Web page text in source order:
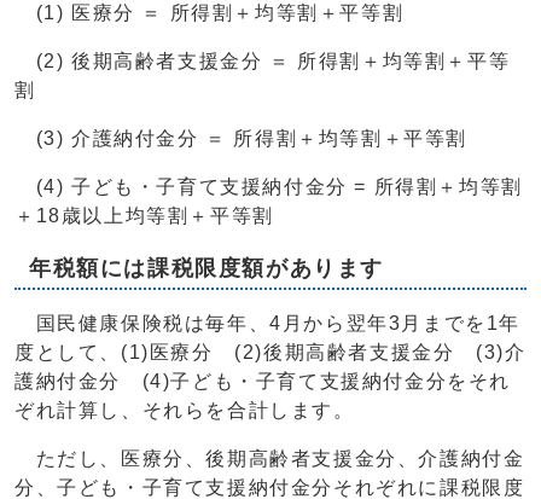
(1) 医療分 ＝ 所得割＋均等割＋平等割
(2) 後期高齢者支援金分 ＝ 所得割＋均等割＋平等
割
(3) 介護納付金分 ＝ 所得割＋均等割＋平等割
(4) 子ども・子育て支援納付金分 = 所得割＋均等割
＋18歳以上均等割＋平等割
年税額には課税限度額があります
国民健康保険税は毎年、4月から翌年3月までを1年
度として、(1)医療分 (2)後期高齢者支援金分 (3)介
護納付金分 (4)子ども・子育て支援納付金分をそれ
ぞれ計算し、それらを合計します。
ただし、医療分、後期高齢者支援金分、介護納付金
分、子ども・子育て支援納付金分それぞれに課税限度